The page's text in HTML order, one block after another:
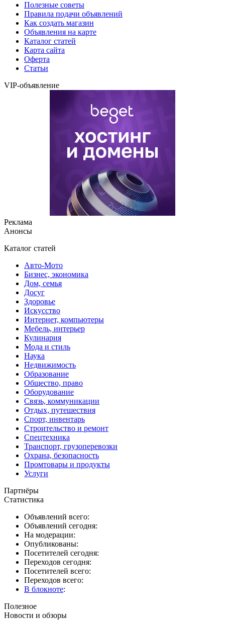
Полезные советы
Правила подачи объявлений
Как создать магазин
Объявления на карте
Каталог статей
Карта сайта
Оферта
Статьи
VIP-объявление
Реклама
Анонсы
Каталог статей
Авто-Мото
Бизнес, экономика
Дом, семья
Досуг
Здоровье
Искусство
Интернет, компьютеры
Мебель, интерьер
Кулинария
Мода и стиль
Наука
Недвижимость
Образование
Общество, право
Оборудование
Связь, коммуникации
Отдых, путешествия
Спорт, инвентарь
Строительство и ремонт
Спецтехника
Транспорт, грузоперевозки
Охрана, безопасность
Промтовары и продукты
Услуги
Партнёры
Статистика
Объявлений всего:
Объявлений сегодня:
На модерации:
Опубликованы:
Посетителей сегодня:
Переходов сегодня:
Посетителей всего:
Переходов всего:
В блокноте:
Полезное
Новости и обзоры